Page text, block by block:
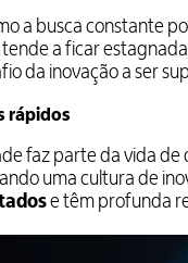
a busca constante
a ficar
da inovação a ser
rápidos
faz parte da vida
uma cultura de
e têm profunda